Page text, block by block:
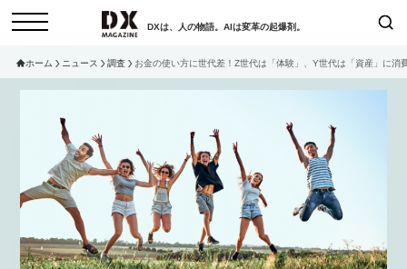
DXは、人の物語。AIは変革の起爆剤。
セミナー ニュース
サービスメニュー 日本オムニチャネル協会
トップページ
特集
動画
検索
現在開催予定のセミナー
セミナー
非公開: 【8/6開催】AIエージェン
ホーム ニュース 調査 お金の使い方に世代差！Z世代は「体験」、Y世代は「資産」に消